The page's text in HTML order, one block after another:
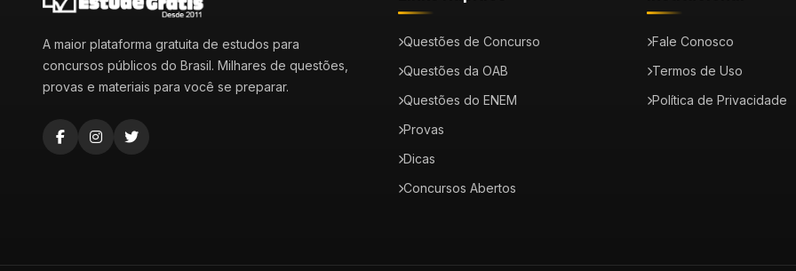
A maior plataforma gratuita de estudos para
concursos públicos do Brasil. Milhares de questões,
provas e materiais para você se preparar.
Questões de Concurso
Questões da OAB
Questões do ENEM
Provas
Dicas
Concursos Abertos
Fale Conosco
Termos de Uso
Política de Privacidade